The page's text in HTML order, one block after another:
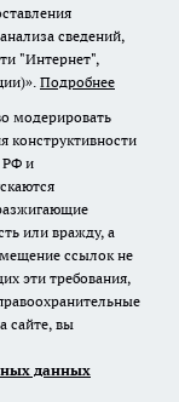
сведений,
"Интернет",
Подробнее
модерировать
конструктивности
РФ и
или вражду, а
ссылок не
эти требования,
сайте, вы
данных